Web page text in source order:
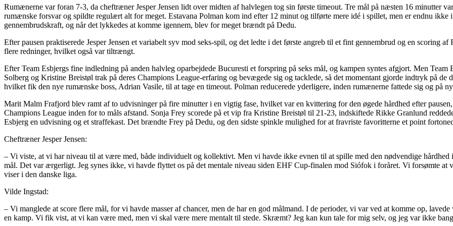
Rumænerne var foran 7-3, da cheftræner Jesper Jensen lidt over midten af halvlegen tog sin første timeout. Tre mål på næsten 16 minutter
rumænske forsvar og spildte regulært alt for meget. Estavana Polman kom ind efter 12 minut og tilførte mere idé i spillet, men er endnu ikke
gennembrudskraft, og når det lykkedes at komme igennem, blev for meget brændt på Dedu.
Efter pausen praktiserede Jesper Jensen et variabelt syv mod seks-spil, og det ledte i det første angreb til et fint gennembrud og en scoring
flere redninger, hvilket også var tiltrængt.
Efter Team Esbjergs fine indledning på anden halvleg oparbejdede Bucuresti et forspring på seks mål, og kampen syntes afgjort. Men
Solberg og Kristine Breistøl trak på deres Champions League-erfaring og bevægede sig og tacklede, så det momentant gjorde indtryk på
hvilket fik den nye rumænske boss, Adrian Vasile, til at tage en timeout. Polman reducerede yderligere, inden rumænerne fattede sig og på
Marit Malm Frafjord blev ramt af to udvisninger på fire minutter i en vigtig fase, hvilket var en kvittering for den øgede hårdhed efter
Champions League inden for to måls afstand. Sonja Frey scorede på et vip fra Kristine Breistøl til 21-23, indskiftede Rikke Granlund
Esbjerg en udvisning og et straffekast. Det brændte Frey på Dedu, og den sidste spinkle mulighed for at fravriste favoritterne et point
Cheftræner Jesper Jensen:
– Vi viste, at vi har niveau til at være med, både individuelt og kollektivt. Men vi havde ikke evnen til at spille med den nødvendige
mål. Det var ærgerligt. Jeg synes ikke, vi havde flyttet os på det mentale niveau siden EHF Cup-finalen mod Siófok i foråret. Vi forsømte at
viser i den danske liga.
Vilde Ingstad:
– Vi manglede at score flere mål, for vi havde masser af chancer, men de har en god målmand. I de perioder, vi var ved at komme op,
en kamp. Vi fik vist, at vi kan være med, men vi skal være mere mentalt til stede. Skræmt? Jeg kan kun tale for mig selv, og jeg var ikke